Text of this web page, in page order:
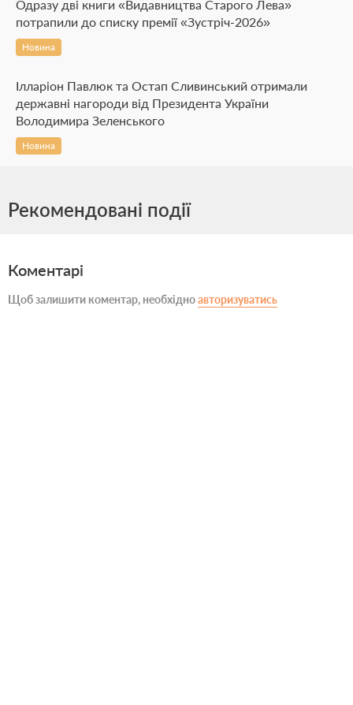
Одразу дві книги «Видавництва Старого Лева»
потрапили до списку премії «Зустріч-2026»
Новина
Ілларіон Павлюк та Остап Сливинський отримали
державні нагороди від Президента України
Володимира Зеленського
Новина
Рекомендовані події
Коментарі
Щоб залишити коментар, необхідноавторизуватись